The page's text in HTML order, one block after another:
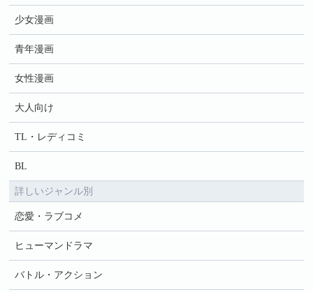
少女漫画
青年漫画
女性漫画
大人向け
TL・レディコミ
BL
詳しいジャンル別
恋愛・ラブコメ
ヒューマンドラマ
バトル・アクション